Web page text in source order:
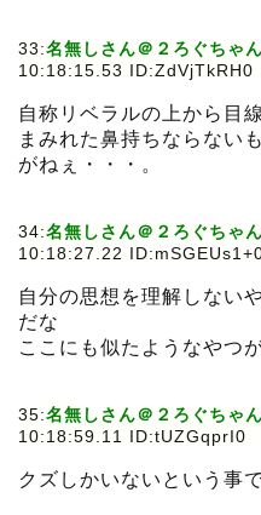
33:名無しさん＠２ろぐちゃ
10:18:15.53 ID:ZdVjTkRH0
自称リベラルの上から目
まみれた鼻持ちならない
がねぇ・・・。
34:名無しさん＠２ろぐちゃ
10:18:27.22
自分の思想を理解しない
だな
ここにも似たようなやつ
35:名無しさん＠２ろぐちゃ
10:18:59.11 ID:tUZGqprI0
クズしかいないという事